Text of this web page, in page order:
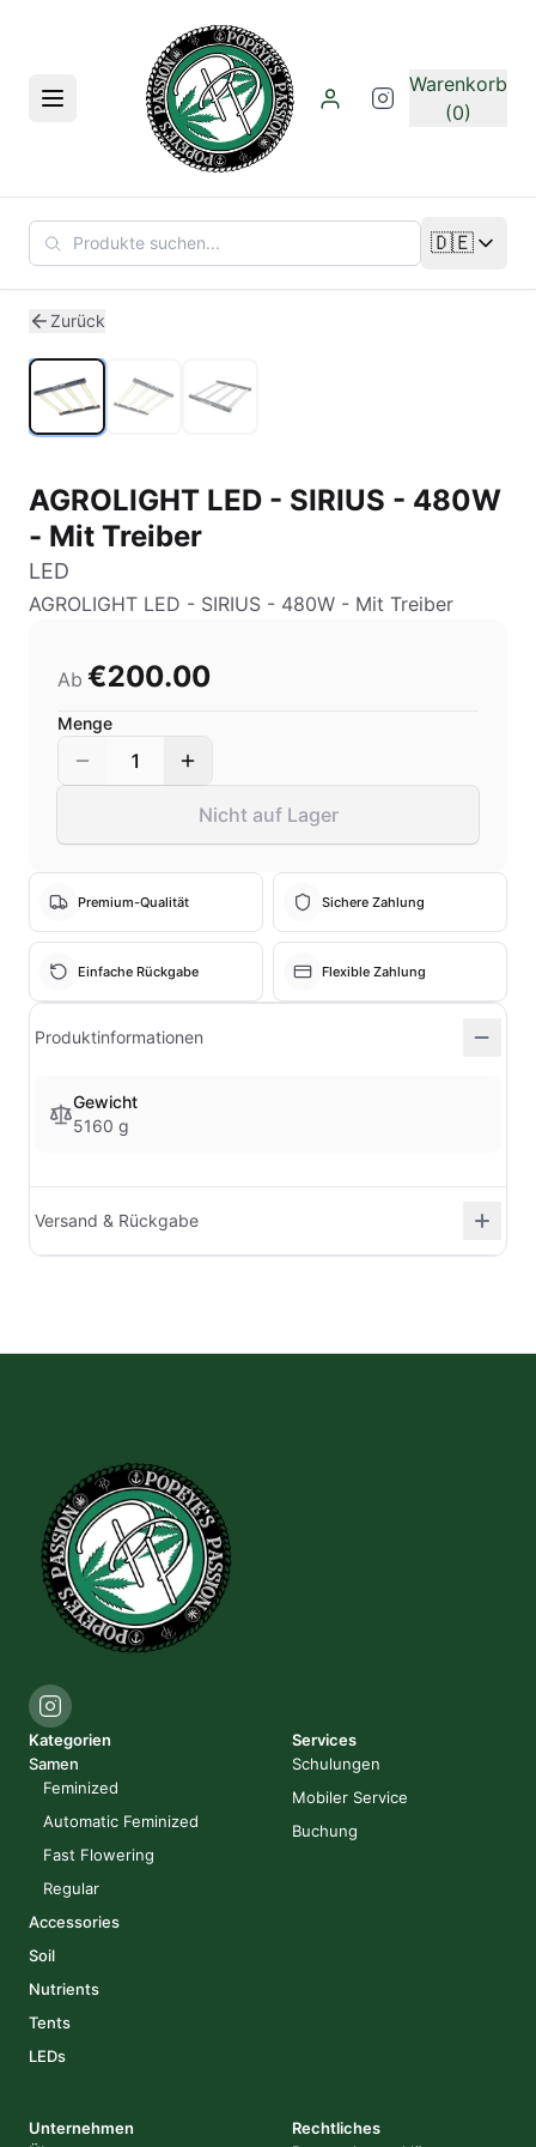
Menü
Warenkorb
(0)
🇩🇪
Sprache
Zurück
AGROLIGHT LED - SIRIUS - 480W
- Mit Treiber
LED
AGROLIGHT LED - SIRIUS - 480W - Mit Treiber
Ab €200.00
Menge
1
Nicht auf Lager
Premium-Qualität Sichere Zahlung
Einfache Rückgabe Flexible Zahlung
Produktinformationen
Gewicht
5160 g
Versand & Rückgabe
Kategorien
Samen
Feminized
Automatic Feminized
Fast Flowering
Regular
Accessories
Soil
Nutrients
Tents
LEDs
Services
Schulungen
Mobiler Service
Buchung
Unternehmen
Rechtliches